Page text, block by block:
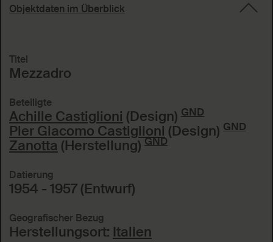
Objektdaten im Überblick
Titel
Mezzadro
Beteiligte
Achille Castiglioni (Design) GND
Pier Giacomo Castiglioni (Design) GND
Zanotta (Herstellung) GND
Datierung
1954 - 1957 (Entwurf)
Geografischer Bezug
Herstellungsort: Italien